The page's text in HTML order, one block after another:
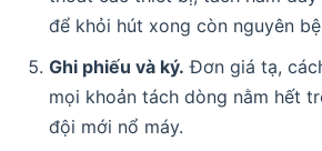
để khỏi hút xong còn nguyên
Ghi phiếu và ký. Đơn giá tạ,
mọi khoản tách dòng nằm hết
đội mới nổ máy.